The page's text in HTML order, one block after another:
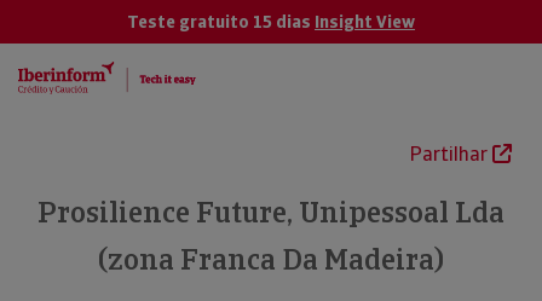
Teste gratuito 15 dias Insight View
Partilhar
Prosilience Future, Unipessoal Lda
(zona Franca Da Madeira)